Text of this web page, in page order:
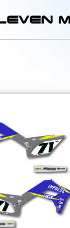
au
contenu